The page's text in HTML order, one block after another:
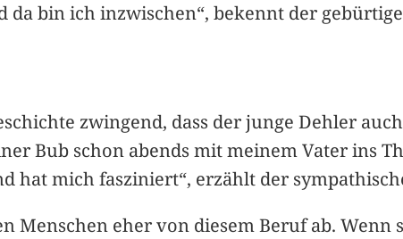
da bin ich inzwischen“, bekennt der
zwingend, dass der junge Dehler
Bub schon abends mit meinem Vater ins
hat mich fasziniert“, erzählt der
Menschen eher von diesem Beruf ab.